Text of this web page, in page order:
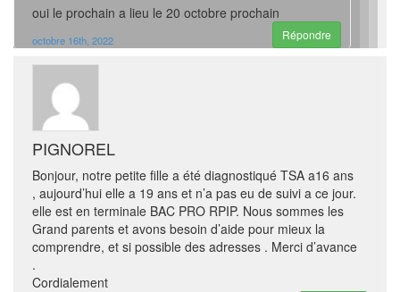
oui le prochain a lieu le 20 octobre prochain
octobre 16th, 2022 Répondre
PIGNOREL
Bonjour, notre petite fille a été diagnostiqué TSA a16 ans
, aujourd’hui elle a 19 ans et n’a pas eu de suivi a ce jour.
elle est en terminale BAC PRO RPIP. Nous sommes les
Grand parents et avons besoin d’aide pour mieux la
comprendre, et si possible des adresses . Merci d’avance
.
Cordialement